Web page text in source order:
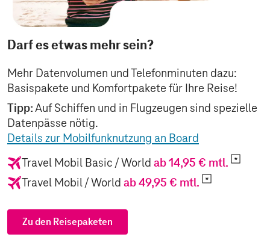
Darf es etwas mehr sein?
Mehr Datenvolumen und Telefonminuten dazu:
Basispakete und Komfortpakete für Ihre Reise!
Tipp:Auf Schiffen und in Flugzeugen sind spezielle
Datenpässe nötig.
Details zur Mobilfunknutzung an Board
Travel Mobil Basic / World ab 14,95 € mtl.
Travel Mobil / World ab 49,95 € mtl.
Zu den Reisepaketen